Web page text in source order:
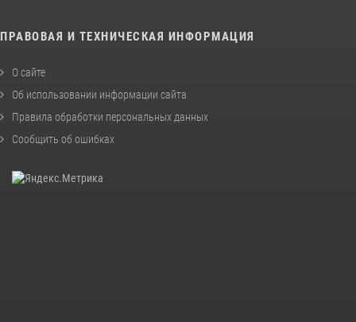
ПРАВОВАЯ И ТЕХНИЧЕСКАЯ ИНФОРМАЦИЯ
О сайте
Об использовании информации сайта
Правила обработки персональных данных
Сообщить об ошибках